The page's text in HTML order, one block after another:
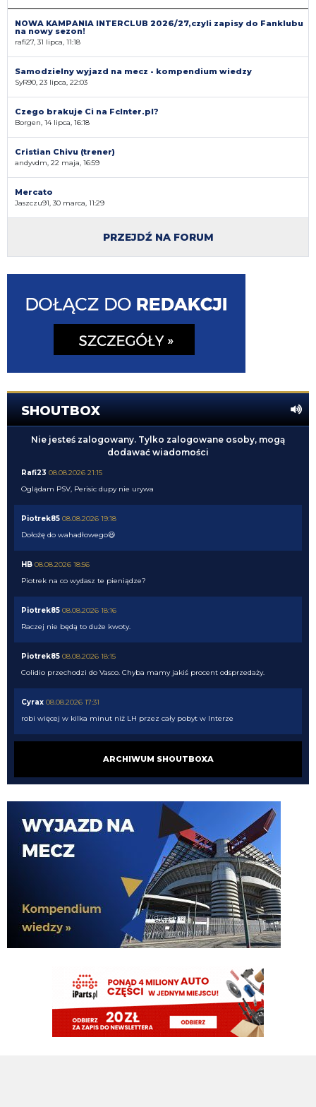
NOWA KAMPANIA INTERCLUB 2026/27,czyli zapisy do Fanklubu
na nowy sezon!
rafi27, 31 lipca, 11:18
Samodzielny wyjazd na mecz - kompendium wiedzy
SyR90, 23 lipca, 22:03
Czego brakuje Ci na FcInter.pl?
Borgen, 14 lipca, 16:18
Cristian Chivu (trener)
andyvdm, 22 maja, 16:59
Mercato
Jaszczu91, 30 marca, 11:29
PRZEJDŹ NA FORUM
SHOUTBOX
Nie jesteś zalogowany. Tylko zalogowane osoby, mogą
dodawać wiadomości
Rafi23 08.08.2026 21:15
Oglądam PSV, Perisic dupy nie urywa
Piotrek85 08.08.2026 19:18
Dołożę do wahadłowego😃
HB 08.08.2026 18:56
Piotrek na co wydasz te pieniądze?
Piotrek85 08.08.2026 18:16
Raczej nie będą to duże kwoty.
Piotrek85 08.08.2026 18:15
Colidio przechodzi do Vasco. Chyba mamy jakiś procent odsprzedaży.
Cyrax 08.08.2026 17:31
robi więcej w kilka minut niż LH przez cały pobyt w Interze
Diouf naprawdę tak dobrze wygląda na wahadle?
Orzeu
i jak tam ten meczyk dzisiaj wyglądał?
Zmienili taktykę. Już nawet się nie dogadują
Chuchu 08.08.2026 16:36
Z kim się Inter dziś dogadał?
08.08.2026 16:02
0 celnych strzałów robi wrażenie
08.08.2026 15:48
Mnie bardziej cieszy ich gra, słabo ten Milan wygląda
ARCHIWUM SHOUTBOXA